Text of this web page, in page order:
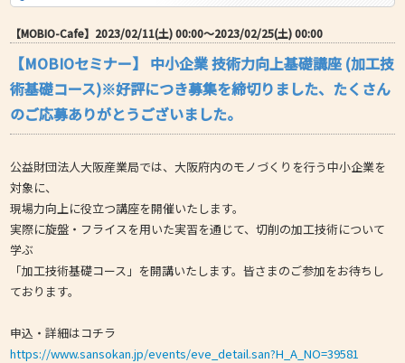
【MOBIO-Cafe】2023/02/11(土) 00:00〜2023/02/25(土) 00:00
【MOBIOセミナー】 中小企業 技術力向上基礎講座 (加工技
術基礎コース)※好評につき募集を締切りました、たくさん
のご応募ありがとうございました。
公益財団法人大阪産業局では、大阪府内のモノづくりを行う中小企業を
対象に、
現場力向上に役立つ講座を開催いたします。
実際に旋盤・フライスを用いた実習を通じて、切削の加工技術について
学ぶ
「加工技術基礎コース」を開講いたします。皆さまのご参加をお待ちし
ております。
申込・詳細はコチラ
https://www.sansokan.jp/events/eve_detail.san?H_A_NO=39581